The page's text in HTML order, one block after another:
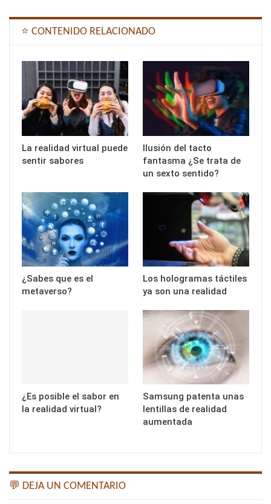
⭐ CONTENIDO RELACIONADO
La realidad virtual puede
sentir sabores
Ilusión del tacto
fantasma ¿Se trata de
un sexto sentido?
¿Sabes que es el
metaverso?
Los hologramas táctiles
ya son una realidad
¿Es posible el sabor en
la realidad virtual?
Samsung patenta unas
lentillas de realidad
aumentada
💬 DEJA UN COMENTARIO